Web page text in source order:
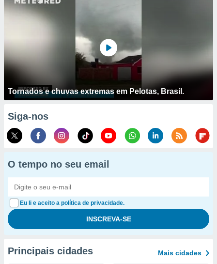
Tornados e chuvas extremas em Pelotas, Brasil.
Siga-nos
O tempo no seu email
Eu li e aceito a política de privacidade.
Principais cidades Mais cidades